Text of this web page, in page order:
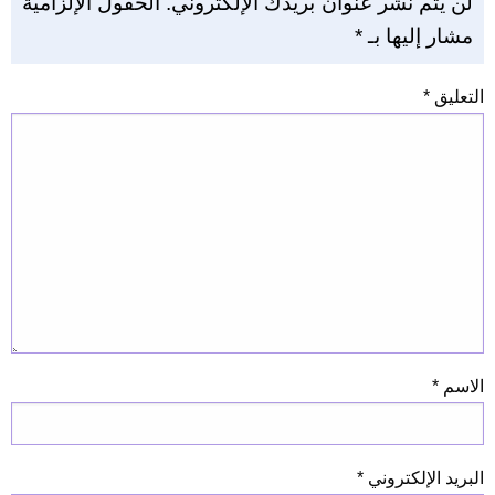
مشار إليها بـ*
التعليق *
الاسم *
البريد الإلكتروني *